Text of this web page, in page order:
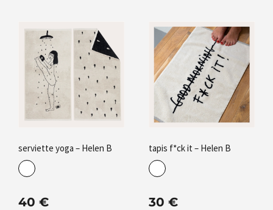
serviette yoga – Helen B
40 €
tapis f*ck it – Helen B
30 €